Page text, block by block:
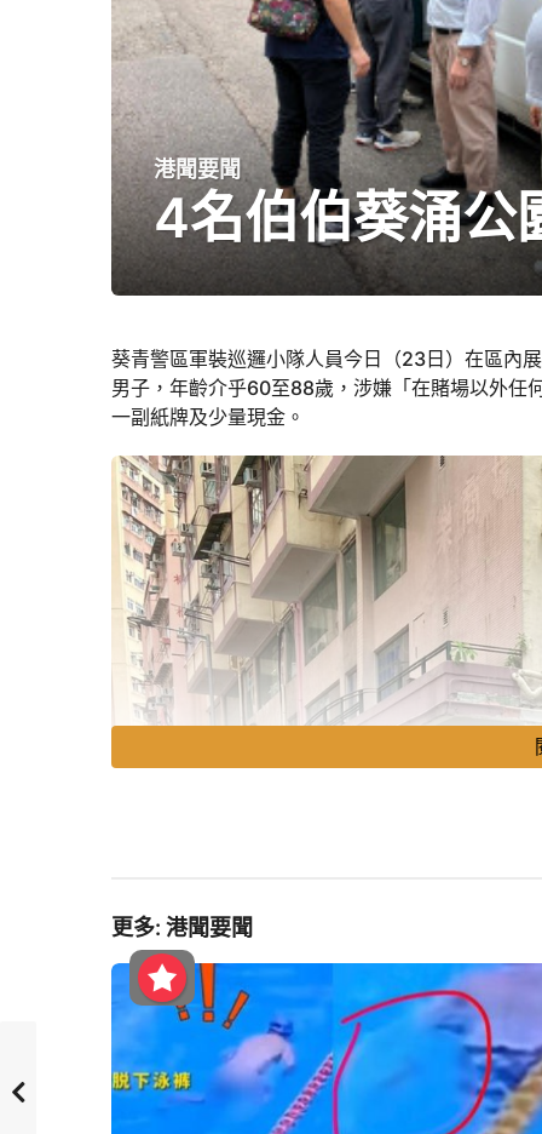
3
年
a
年
a
g
o
港聞要聞
4名伯伯葵涌公
y
a
d
m
n
葵青警區軍裝巡邏小隊人員今日（23日）在區內
男子，年齡介乎60至88歲，涉嫌「在賭場以外任
一副紙牌及少量現金。
s
t
P
a
g
更多: 港聞要聞